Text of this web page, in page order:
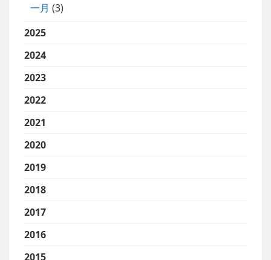
一月 (3)
2025
2024
2023
2022
2021
2020
2019
2018
2017
2016
2015